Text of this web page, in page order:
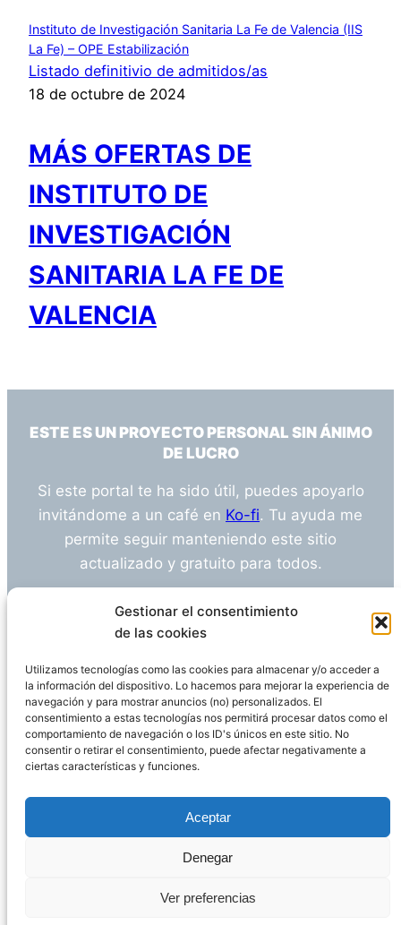
Gestionar el consentimiento
de las cookies
Utilizamos tecnologías como las cookies para almacenar y/o acceder a
la información del dispositivo. Lo hacemos para mejorar la experiencia de
navegación y para mostrar anuncios (no) personalizados. El
consentimiento a estas tecnologías nos permitirá procesar datos como el
comportamiento de navegación o los ID's únicos en este sitio. No
consentir o retirar el consentimiento, puede afectar negativamente a
ciertas características y funciones.
Aceptar
Denegar
Ver preferencias
Instituto de Investigación Sanitaria La Fe de Valencia (IIS
La Fe) – OPE Estabilización
Listado definitivio de admitidos/as
18 de octubre de 2024
MÁS OFERTAS DE
INSTITUTO DE
INVESTIGACIÓN
SANITARIA LA FE DE
VALENCIA
ESTE ES UN PROYECTO PERSONAL SIN ÁNIMO
DE LUCRO
Si este portal te ha sido útil, puedes apoyarlo
invitándome a un café en Ko-fi. Tu ayuda me
permite seguir manteniendo este sitio
actualizado y gratuito para todos.
¿Tienes alguna duda o sugerencia? Escríbeme
info@empleosanitarioinvestigacion.es
Descargo de Responsabilidad
Declaración de Privacidad Política de cookies
WordPress
Página administrada por Javier Ripoll